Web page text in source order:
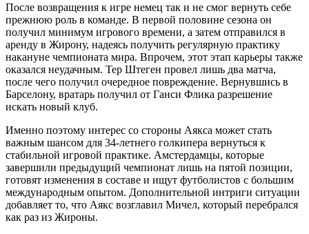
После возвращения к игре немец так и не смог вернуть себе
прежнюю роль в команде. В первой половине сезона он
получил минимум игрового времени, а затем отправился в
аренду в Жирону, надеясь получить регулярную практику
накануне чемпионата мира. Впрочем, этот этап карьеры также
оказался неудачным. Тер Штеген провел лишь два матча,
после чего получил очередное повреждение. Вернувшись в
Барселону, вратарь получил от Ганси Флика разрешение
искать новый клуб.
Именно поэтому интерес со стороны Аякса может стать
важным шансом для 34-летнего голкипера вернуться к
стабильной игровой практике. Амстердамцы, которые
завершили предыдущий чемпионат лишь на пятой позиции,
готовят изменения в составе и ищут футболистов с большим
международным опытом. Дополнительной интриги ситуации
добавляет то, что Аякс возглавил Мичел, который перебрался
как раз из Жироны.